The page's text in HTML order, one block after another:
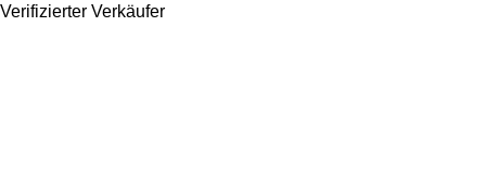
Verifizierter Verkäufer